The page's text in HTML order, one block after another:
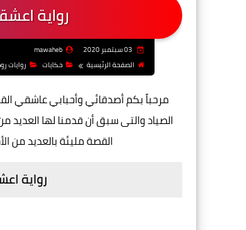
رواية
mawaheb
الصفحة الرئيسية
حكايات روايات
مرحباً بكم أصدقائي وأحبابي عاشقي
الصياد والتى سبق أن قدمنا لها العديد
القصة مليئة بالعديد من
رواية